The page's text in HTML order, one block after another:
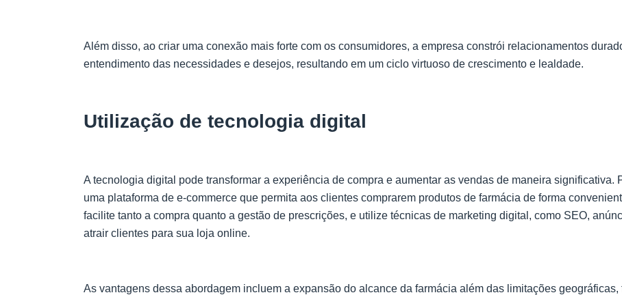
Além disso, ao criar uma conexão mais forte com os consumidores, a empresa constrói relacionamentos
entendimento das necessidades e desejos, resultando em um ciclo virtuoso de crescimento e lealdade.
Utilização de tecnologia digital
A tecnologia digital pode transformar a experiência de compra e aumentar as vendas de maneira significativa.
uma plataforma de e-commerce que permita aos clientes comprarem produtos de farmácia de forma
facilite tanto a compra quanto a gestão de prescrições, e utilize técnicas de marketing digital, como SEO,
atrair clientes para sua loja online.
As vantagens dessa abordagem incluem a expansão do alcance da farmácia além das limitações